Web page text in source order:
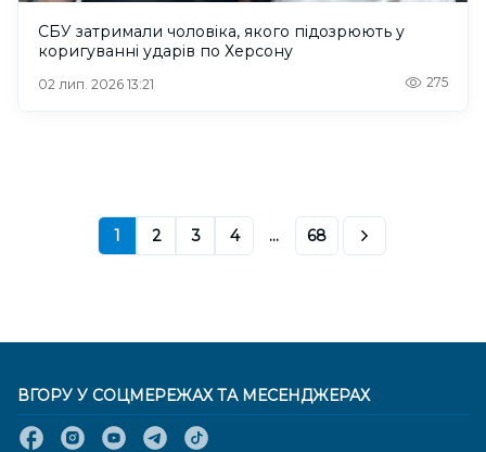
СБУ затримали чоловіка, якого підозрюють у
коригуванні ударів по Херсону
02 лип. 2026 13:21 275
1 2 3 4 ... 68
ВГОРУ У СОЦМЕРЕЖАХ ТА МЕСЕНДЖЕРАХ